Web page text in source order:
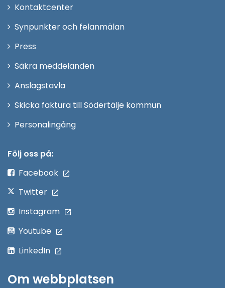
KontaktcenterÖppna
Synpunkter och felanmälan
Press
fönster
Säkra meddelanden
Anslagstavla
Skicka faktura till Södertälje kommun
PersonalingångÖppna
Följ oss på:
Facebook
Twitter
Instagram
Youtube
LinkedIn
Om webbplatsen